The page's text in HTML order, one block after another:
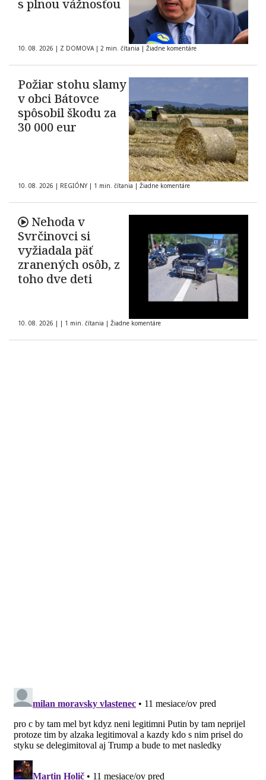
s plnou vážnosťou
10. 08. 2026 | Z DOMOVA | 2 min. čítania | Žiadne komentáre
Požiar stohu slamy
v obci Bátovce
spôsobil škodu za
30 000 eur
10. 08. 2026 | REGIÓNY | 1 min. čítania | Žiadne komentáre
Nehoda v
Svrčinovci si
vyžiadala päť
zranených osôb, z
toho dve deti
10. 08. 2026 | | 1 min. čítania | Žiadne komentáre